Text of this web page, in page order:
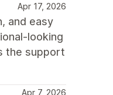
Apr 17, 2026
and easy
looking
the support
Apr 7, 2026